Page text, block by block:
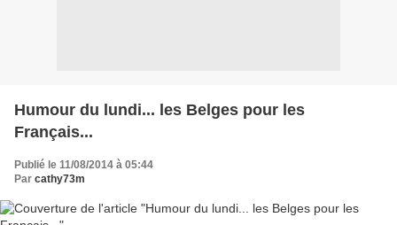
Humour du lundi... les Belges pour les
Français...
Publié le 11/08/2014 à 05:44
Par cathy73m